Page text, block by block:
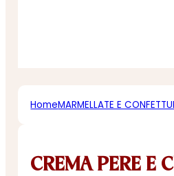
HomeMARMELLATE E
CREMA PERE E